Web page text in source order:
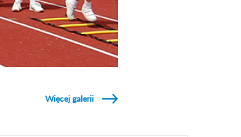
Więcej galerii